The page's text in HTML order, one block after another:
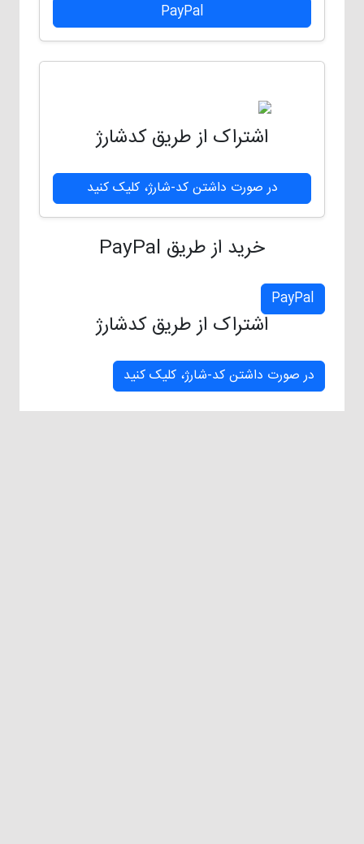
PayPal
اشتراک از طریق کدشارژ
در صورت داشتن کد-شارژ، کلیک کنید
خرید از طریق PayPal
PayPal
اشتراک از طریق کدشارژ
در صورت داشتن کد-شارژ، کلیک کنید